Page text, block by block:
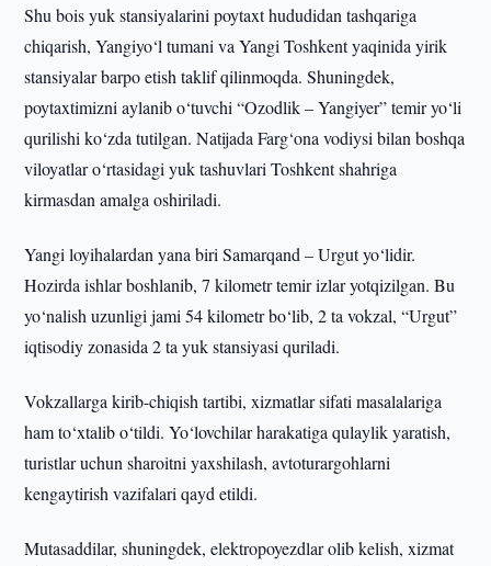
Shu bois yuk stansiyalarini poytaxt hududidan tashqariga
chiqarish, Yangiyo‘l tumani va Yangi Toshkent yaqinida yirik
stansiyalar barpo etish taklif qilinmoqda. Shuningdek,
poytaxtimizni aylanib o‘tuvchi “Ozodlik – Yangiyer” temir yo‘li
qurilishi ko‘zda tutilgan. Natijada Farg‘ona vodiysi bilan boshqa
viloyatlar o‘rtasidagi yuk tashuvlari Toshkent shahriga
kirmasdan amalga oshiriladi.
Yangi loyihalardan yana biri Samarqand – Urgut yo‘lidir.
Hozirda ishlar boshlanib, 7 kilometr temir izlar yotqizilgan. Bu
yo‘nalish uzunligi jami 54 kilometr bo‘lib, 2 ta vokzal, “Urgut”
iqtisodiy zonasida 2 ta yuk stansiyasi quriladi.
Vokzallarga kirib-chiqish tartibi, xizmatlar sifati masalalariga
ham to‘xtalib o‘tildi. Yo‘lovchilar harakatiga qulaylik yaratish,
turistlar uchun sharoitni yaxshilash, avtoturargohlarni
kengaytirish vazifalari qayd etildi.
Mutasaddilar, shuningdek, elektropoyezdlar olib kelish, xizmat